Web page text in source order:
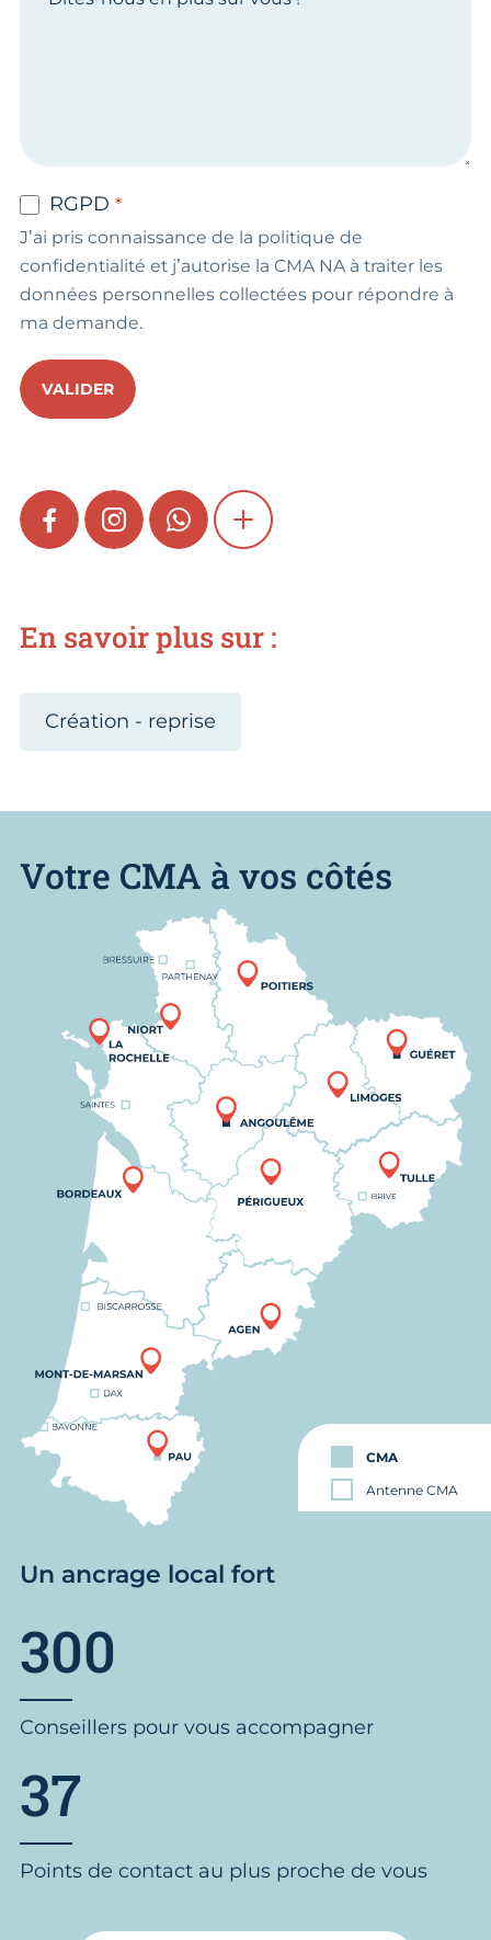
RGPD
J’ai pris connaissance de la politique de
confidentialité et j’autorise la CMA NA à traiter les
données personnelles collectées pour répondre à
ma demande.
VALIDER
FACEBOOKINSTAGRAMWHATSAPPSHOW MORE
En savoir plus sur :
Création - reprise
Votre CMA à vos côtés
CMA
Antenne CMA
Un ancrage local fort
300
Conseillers pour vous accompagner
37
Points de contact au plus proche de vous